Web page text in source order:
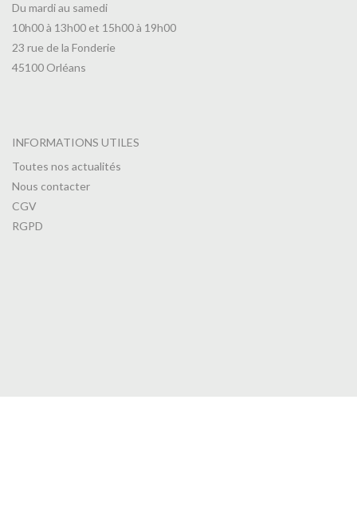
Du mardi au samedi
10h00 à 13h00 et 15h00 à 19h00
23 rue de la Fonderie
45100 Orléans
INFORMATIONS UTILES
Toutes nos actualités
Nous contacter
CGV
RGPD